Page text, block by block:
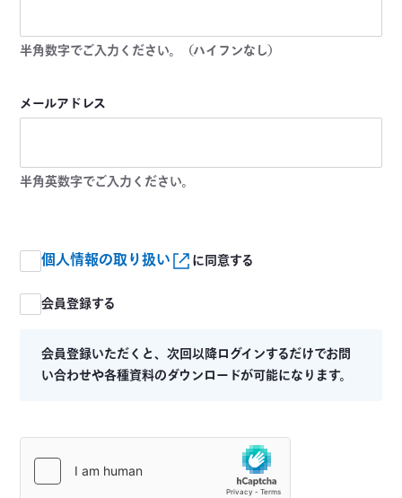
半角数字でご入力ください。（ハイフンなし）
メールアドレス
半角英数字でご入力ください。
個人情報の取り扱い に同意する
会員登録する
会員登録いただくと、次回以降ログインするだけでお問
い合わせや各種資料のダウンロードが可能になります。